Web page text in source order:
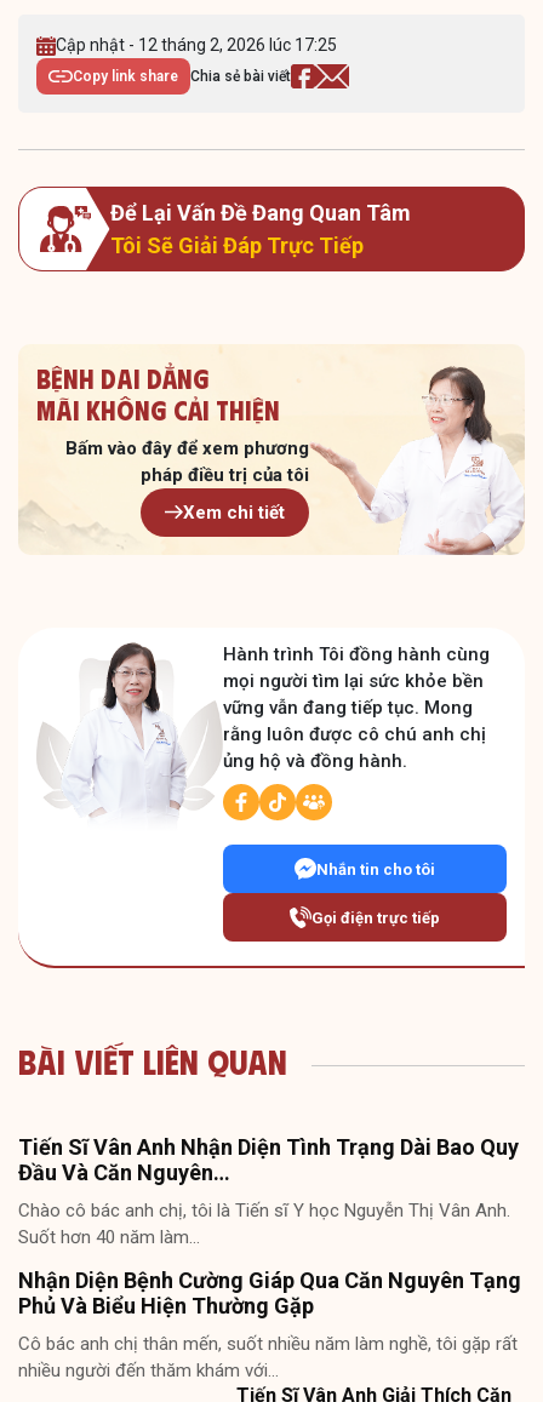
Cập nhật - 12 tháng 2, 2026 lúc 17:25
Copy link share Chia sẻ bài viết
Để Lại Vấn Đề Đang Quan Tâm
Tôi Sẽ Giải Đáp Trực Tiếp
Bệnh dai dẳng
Mãi không cải thiện
Bấm vào đây để xem phương
pháp điều trị của tôi
Xem chi tiết
Hành trình Tôi đồng hành cùng
mọi người tìm lại sức khỏe bền
vững vẫn đang tiếp tục. Mong
rằng luôn được cô chú anh chị
ủng hộ và đồng hành.
Nhắn tin cho tôi
Gọi điện trực tiếp
Bài Viết Liên Quan
Tiến Sĩ Vân Anh Nhận Diện Tình Trạng Dài Bao Quy
Đầu Và Căn Nguyên…
Chào cô bác anh chị, tôi là Tiến sĩ Y học Nguyễn Thị Vân Anh.
Suốt hơn 40 năm làm…
Nhận Diện Bệnh Cường Giáp Qua Căn Nguyên Tạng
Phủ Và Biểu Hiện Thường Gặp
Cô bác anh chị thân mến, suốt nhiều năm làm nghề, tôi gặp rất
nhiều người đến thăm khám với…
Tiến Sĩ Vân Anh Giải Thích Căn